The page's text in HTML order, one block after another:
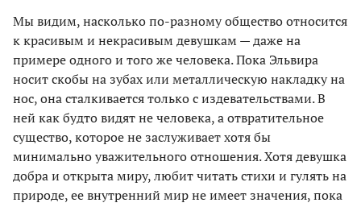
Мы видим, насколько по-разному общество относится
к красивым и некрасивым девушкам — даже на
примере одного и того же человека. Пока Эльвира
носит скобы на зубах или металлическую накладку на
нос, она сталкивается только с издевательствами. В
ней как будто видят не человека, а отвратительное
существо, которое не заслуживает хотя бы
минимально уважительного отношения. Хотя девушка
добра и открыта миру, любит читать стихи и гулять на
природе, ее внутренний мир не имеет значения, пока